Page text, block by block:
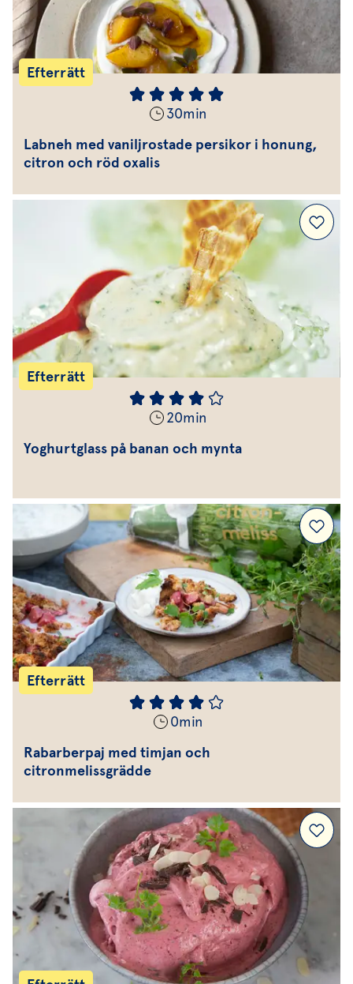
Efterrätt
30min
Labneh med vaniljrostade persikor i honung,
citron och röd oxalis
Efterrätt
20min
Yoghurtglass på banan och mynta
Efterrätt
0min
Rabarberpaj med timjan och
citronmelissgrädde